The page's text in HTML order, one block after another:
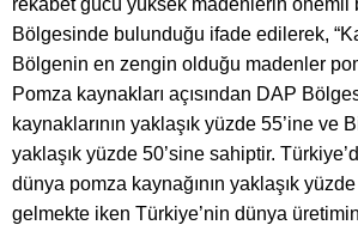
rekabet gücü yüksek madenlerin önemli
Bölgesinde bulunduğu ifade edilerek,
Bölgenin en zengin olduğu madenler
Pomza kaynakları açısından DAP
kaynaklarının yaklaşık yüzde 55’ine ve
yaklaşık yüzde 50’sine sahiptir.
dünya pomza kaynağının yaklaşık yüzde
gelmekte iken Türkiye’nin dünya